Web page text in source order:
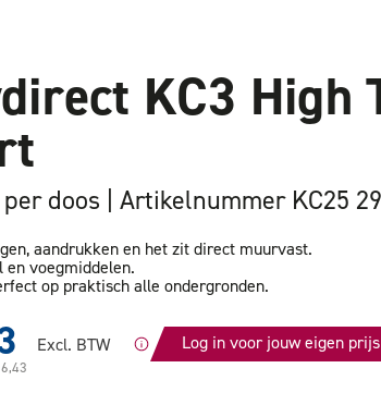
KC3 High
doos Artikelnummer KC25
aandrukken en het zit direct muurvast.
en voegmiddelen.
op praktisch alle ondergronden.
Excl. BTW Log in voor jouw eigen prijs